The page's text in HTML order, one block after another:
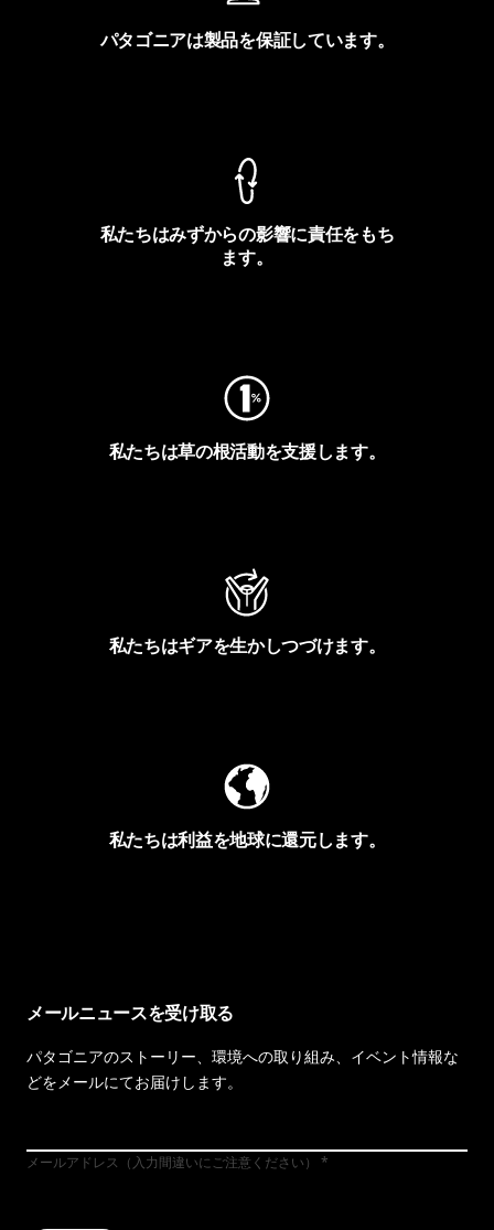
パタゴニアは製品を保証しています。
私たちはみずからの影響に責任をもち
ます。
私たちは草の根活動を支援します。
私たちはギアを生かしつづけます。
私たちは利益を地球に還元します。
メールニュースを受け取る
パタゴニアのストーリー、環境への取り組み、イベント情報な
どをメールにてお届けします。
メールアドレス（入力間違いにご注意ください）